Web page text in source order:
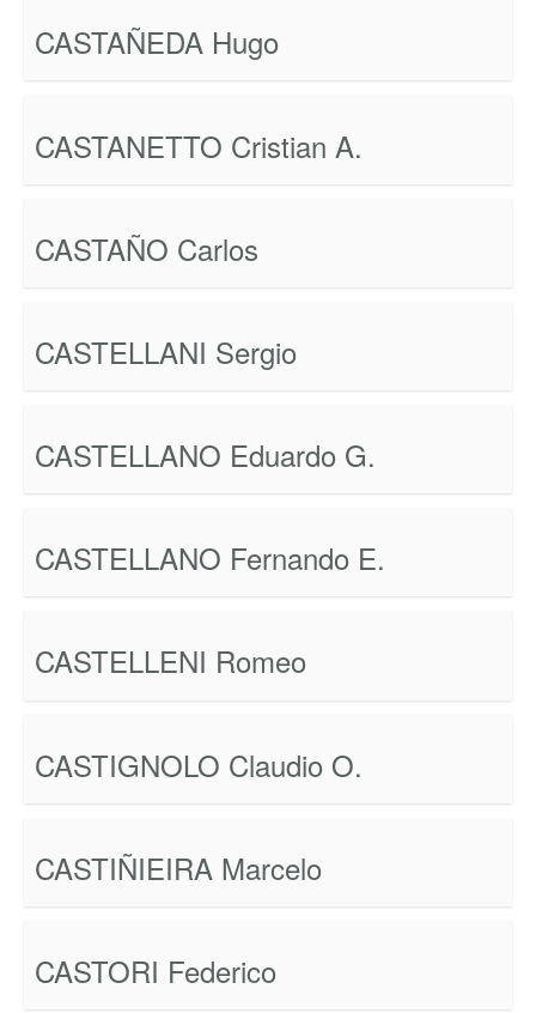
CASTAÑEDA Hugo
CASTANETTO Cristian A.
CASTAÑO Carlos
CASTELLANI Sergio
CASTELLANO Eduardo G.
CASTELLANO Fernando E.
CASTELLENI Romeo
CASTIGNOLO Claudio O.
CASTIÑIEIRA Marcelo
CASTORI Federico